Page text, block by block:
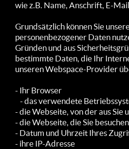
wie z.B. Name, Anschrift, E-
Grundsätzlich können Sie
personenbezogener Daten nutzen. Aus
Gründ­en und aus
bestimmte Daten, die Ihr
unseren Web­space-Provider
- Ihr Browser
- das verwendete
- die Webseite, von der aus Sie
- die Webseite, die Sie besuchen
- Datum und Uhrzeit Ihres
- ihre IP-Adresse